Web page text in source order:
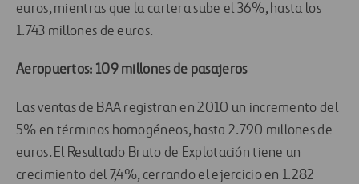
euros, mientras que la cartera sube el 36%, hasta los
1.743 millones de euros.
Aeropuertos: 109 millones de pasajeros
Las ventas de BAA registran en 2010 un incremento del
5% en términos homogéneos, hasta 2.790 millones de
euros. El Resultado Bruto de Explotación tiene un
crecimiento del 7,4%, cerrando el ejercicio en 1.282